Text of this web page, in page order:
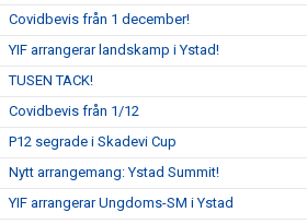
Covidbevis från 1 december!
YIF arrangerar landskamp i Ystad!
TUSEN TACK!
Covidbevis från 1/12
P12 segrade i Skadevi Cup
Nytt arrangemang: Ystad Summit!
YIF arrangerar Ungdoms-SM i Ystad